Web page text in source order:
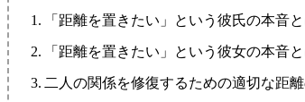
「距離を置きたい」という彼氏の本音と
「距離を置きたい」という彼女の本音と
二人の関係を修復するための適切な距